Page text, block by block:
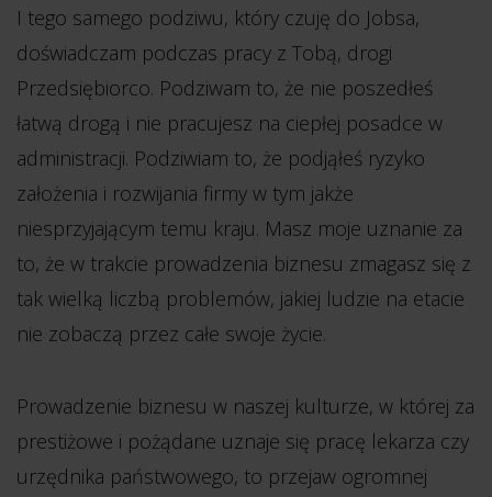
I tego samego podziwu, który czuję do Jobsa,
doświadczam podczas pracy z Tobą, drogi
Przedsiębiorco. Podziwam to, że nie poszedłeś
łatwą drogą i nie pracujesz na ciepłej posadce w
administracji. Podziwiam to, że podjąłeś ryzyko
założenia i rozwijania firmy w tym jakże
niesprzyjającym temu kraju. Masz moje uznanie za
to, że w trakcie prowadzenia biznesu zmagasz się z
tak wielką liczbą problemów, jakiej ludzie na etacie
nie zobaczą przez całe swoje życie.
Prowadzenie biznesu w naszej kulturze, w której za
prestiżowe i pożądane uznaje się pracę lekarza czy
urzędnika państwowego, to przejaw ogromnej